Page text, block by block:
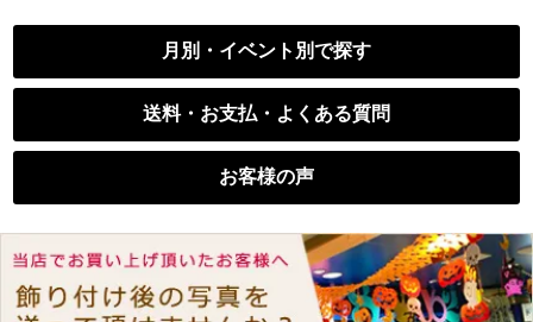
月別・イベント別で探す
送料・お支払・よくある質問
お客様の声